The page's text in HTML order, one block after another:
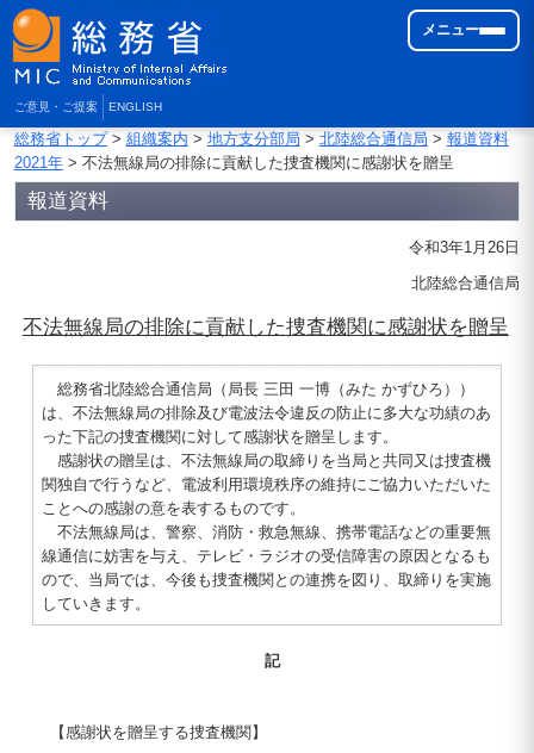
ご意見・ご提案 ENGLISH
メニュー
総務省トップ> 組織案内 > 地方支分部局 > 北陸総合通信局 > 報道資料
2021年> 不法無線局の排除に貢献した捜査機関に感謝状を贈呈
報道資料
令和3年1月26日
北陸総合通信局
不法無線局の排除に貢献した捜査機関に感謝状を贈呈
総務省北陸総合通信局（局長 三田 一博（みた かずひろ））
は、不法無線局の排除及び電波法令違反の防止に多大な功績のあ
った下記の捜査機関に対して感謝状を贈呈します。
感謝状の贈呈は、不法無線局の取締りを当局と共同又は捜査機
関独自で行うなど、電波利用環境秩序の維持にご協力いただいた
ことへの感謝の意を表するものです。
不法無線局は、警察、消防・救急無線、携帯電話などの重要無
線通信に妨害を与え、テレビ・ラジオの受信障害の原因となるも
ので、当局では、今後も捜査機関との連携を図り、取締りを実施
していきます。
記
【感謝状を贈呈する捜査機関】